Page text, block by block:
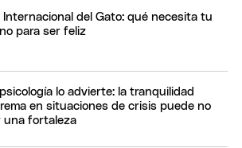
Internacional del Gato: qué necesita tu
para ser feliz
lo advierte: la tranquilidad
en situaciones de crisis puede no
una fortaleza